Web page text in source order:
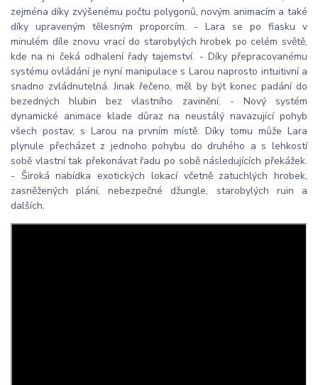
zejména díky zvýšenému počtu polygonů, novým animacím a také
díky upraveným tělesným proporcím. - Lara se po fiasku v
minulém díle znovu vrací do starobylých hrobek po celém světě,
kde na ni čeká odhalení řady tajemství. - Díky přepracovanému
systému ovládání je nyní manipulace s Larou naprosto intuitivní a
snadno zvládnutelná. Jinak řečeno, měl by být konec padání do
bezedných hlubin bez vlastního zavinění. - Nový systém
dynamické animace klade důraz na neustálý navazující pohyb
všech postav, s Larou na prvním místě. Díky tomu může Lara
plynule přecházet z jednoho pohybu do druhého a s lehkostí
sobě vlastní tak překonávat řadu po sobě následujících překážek.
- Široká nabídka exotických lokací včetně zatuchlých hrobek,
zasněžených plání, nebezpečné džungle, starobylých ruin a
dalších.